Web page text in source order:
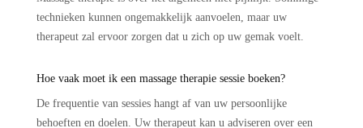
technieken kunnen ongemakkelijk aanvoelen, maar uw
therapeut zal ervoor zorgen dat u zich op uw gemak voelt.
Hoe vaak moet ik een massage therapie sessie boeken?
De frequentie van sessies hangt af van uw persoonlijke
behoeften en doelen. Uw therapeut kan u adviseren over een